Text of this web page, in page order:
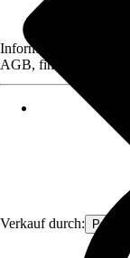
Verkauf durch:
Informationen des
AGB, finden Sie bei